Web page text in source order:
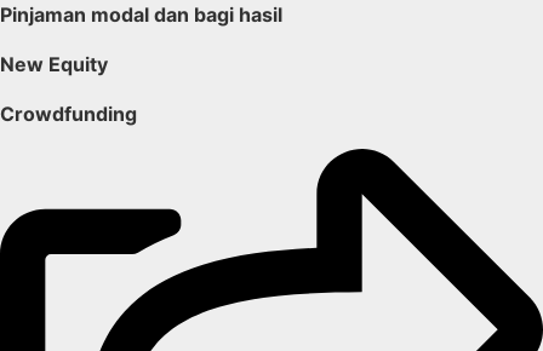
Pinjaman modal dan bagi hasil
New Equity
Crowdfunding